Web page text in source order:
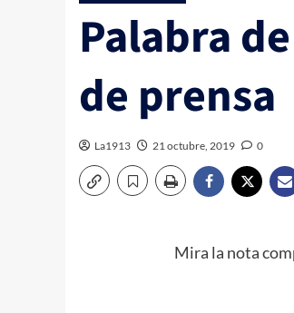
Palabra
de prensa
La1913 21 octubre, 2019 0
Mira la nota